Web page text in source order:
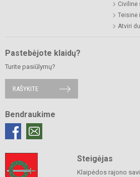
Civilinė
Teisinė
Atviri
Pastebėjote klaidų?
Turite pasiūlymų?
RAŠYKITE
Bendraukime
Steigėjas
Klaipėdos rajono